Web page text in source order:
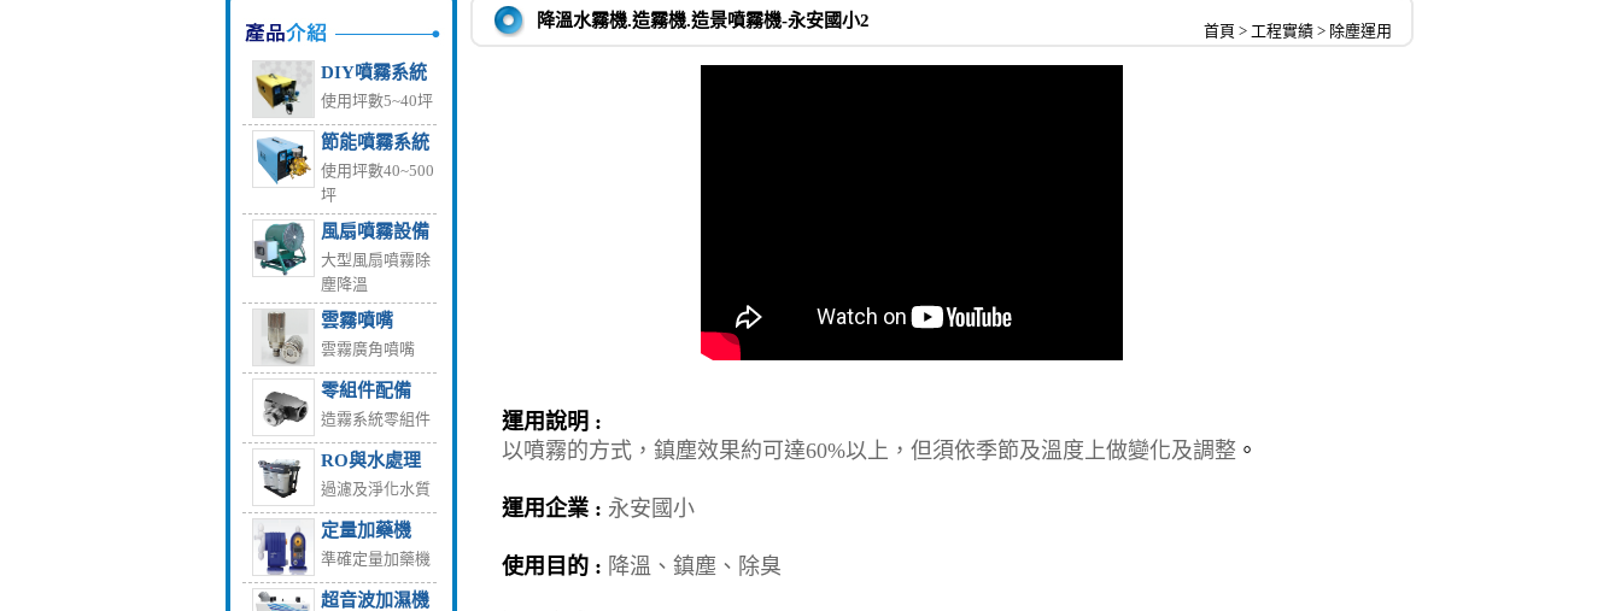
DIY噴霧系統
使用坪數5~40坪
節能噴霧系統
使用坪數40~500
坪
風扇噴霧設備
大型風扇噴霧除
塵降溫
雲霧噴嘴
雲霧廣角噴嘴
零組件配備
造霧系統零組件
RO與水處理
過濾及淨化水質
定量加藥機
準確定量加藥機
超音波加濕機
降溫水霧機.造霧機.造景噴霧機-永安國小2
首頁 > 工程實績 > 除塵運用
運用說明 :
以噴霧的方式，鎮塵效果約可達60%以上，但須依季節及溫度上做變化及調整 。
運用企業 : 永安國小
使用目的 : 降溫、鎮塵、除臭